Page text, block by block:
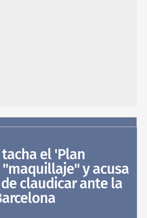
tacha el 'Plan
y acusa
claudicar ante la